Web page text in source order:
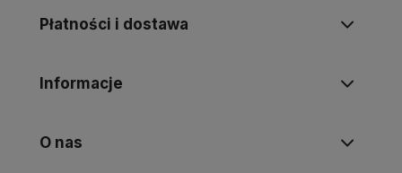
Płatności i dostawa
Informacje
O nas